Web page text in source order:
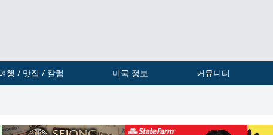
행 / 맛집 / 칼럼 미국 정보 커뮤니티